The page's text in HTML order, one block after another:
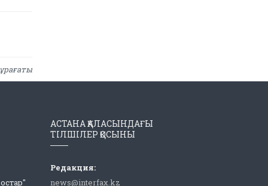
АСТАНА ҚАЛАСЫНДАҒЫ
ТІЛШІЛЕР ҚОСЫНЫ
Редакция:
news@interfax.kz